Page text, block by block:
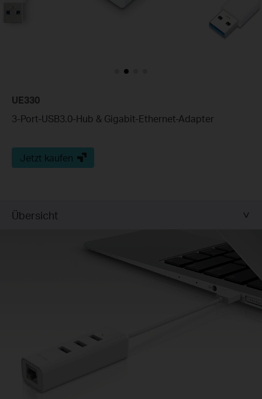
UE330
3-Port-USB3.0-Hub & Gigabit-Ethernet-Adapter
Jetzt kaufen
Übersicht